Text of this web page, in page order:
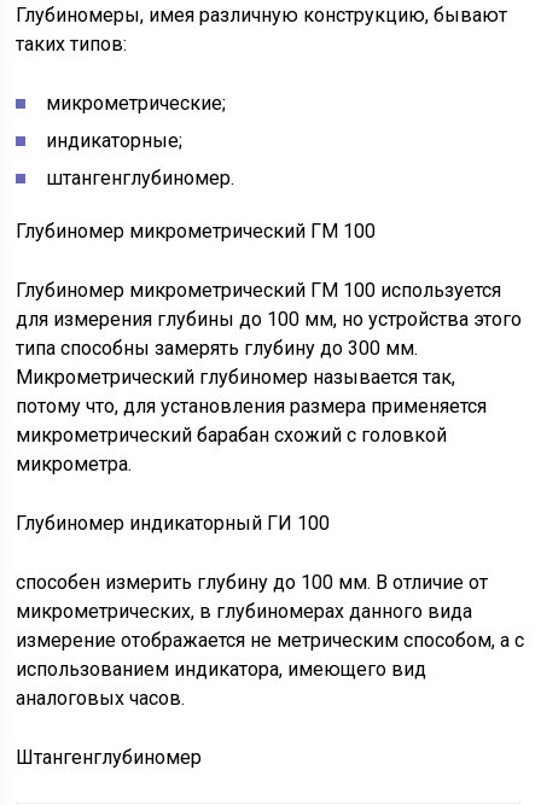
Глубиномеры, имея различную конструкцию, бывают
таких типов:
микрометрические;
индикаторные;
штангенглубиномер.
Глубиномер микрометрический ГМ 100
Глубиномер микрометрический ГМ 100 используется
для измерения глубины до 100 мм, но устройства этого
типа способны замерять глубину до 300 мм.
Микрометрический глубиномер называется так,
потому что, для установления размера применяется
микрометрический барабан схожий с головкой
микрометра.
Глубиномер индикаторный ГИ 100
способен измерить глубину до 100 мм. В отличие от
микрометрических, в глубиномерах данного вида
измерение отображается не метрическим способом, а с
использованием индикатора, имеющего вид
аналоговых часов.
Штангенглубиномер